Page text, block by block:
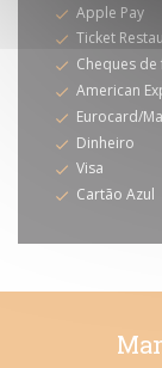
Apple Pay
Ticket
Cheques
American
Eurocard/
Dinheiro
Visa
Cartão Azul